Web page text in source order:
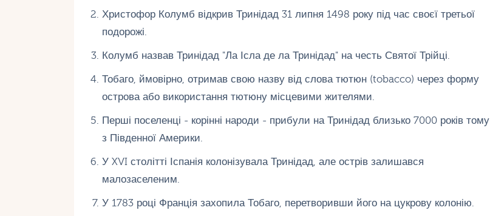
Христофор Колумб відкрив Тринідад 31 липня 1498 року під час своєї третьої
подорожі.
Колумб назвав Тринідад "Ла Ісла де ла Тринідад" на честь Святої Трійці.
Тобаго, ймовірно, отримав свою назву від слова тютюн (tobacco) через форму
острова або використання тютюну місцевими жителями.
Перші поселенці - корінні народи - прибули на Тринідад близько 7000 років тому
з Південної Америки.
У XVI столітті Іспанія колонізувала Тринідад, але острів залишався
малозаселеним.
У 1783 році Франція захопила Тобаго, перетворивши його на цукрову колонію.